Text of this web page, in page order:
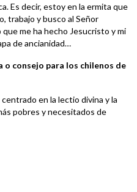
Es decir, estoy en la ermita que
trabajo y busco al Señor
me ha hecho Jesucristo y mi
de ancianidad…
o consejo para los chilenos de
en la lectio divina y la
pobres y necesitados de